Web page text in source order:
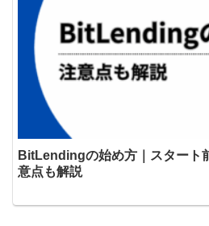
BitLendingの始め方｜スタート
意点も解説